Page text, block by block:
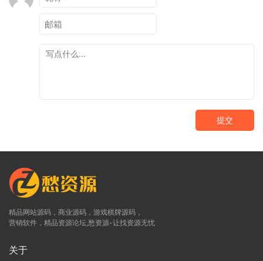
提交
精品网站源码，商业源码，游戏棋牌源码，
营销软件，精品资源论坛,愁资源-让找资源无忧
关于